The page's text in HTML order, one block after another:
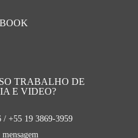
TRABALHO DE
E VIDEO?
/ +55 19 3869-3959